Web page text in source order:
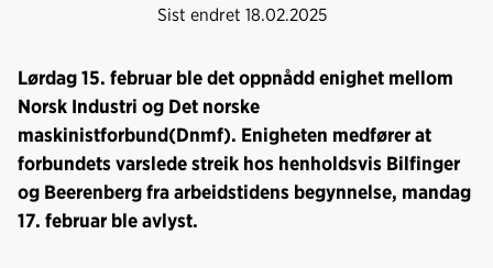
Sist endret 18.02.2025
Lørdag 15. februar ble det oppnådd enighet mellom
Norsk Industri og Det norske
maskinistforbund(Dnmf). Enigheten medfører at
forbundets varslede streik hos henholdsvis Bilfinger
og Beerenberg fra arbeidstidens begynnelse, mandag
17. februar ble avlyst.